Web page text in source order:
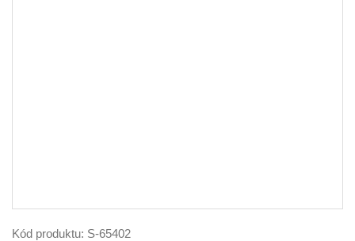
Kód produktu: S-65402